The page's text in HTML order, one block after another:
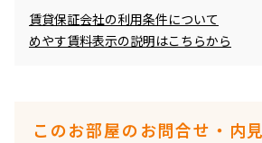
賃貸保証会社の利用条件について
めやす賃料表示の説明はこちらから
このお部屋のお問合せ・内